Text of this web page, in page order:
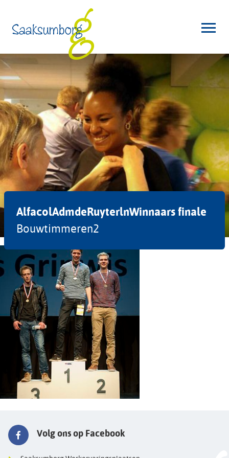
AlfacolAdmdeRuyterlnWinnaars finale
Bouwtimmeren2
Volg ons op Facebook